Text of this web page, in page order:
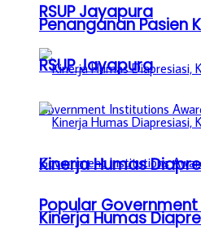
RSUP Jayapura
Kinerja Humas
Popular
Penanganan Pasien
RSUP Jayapura
Kinerja Humas